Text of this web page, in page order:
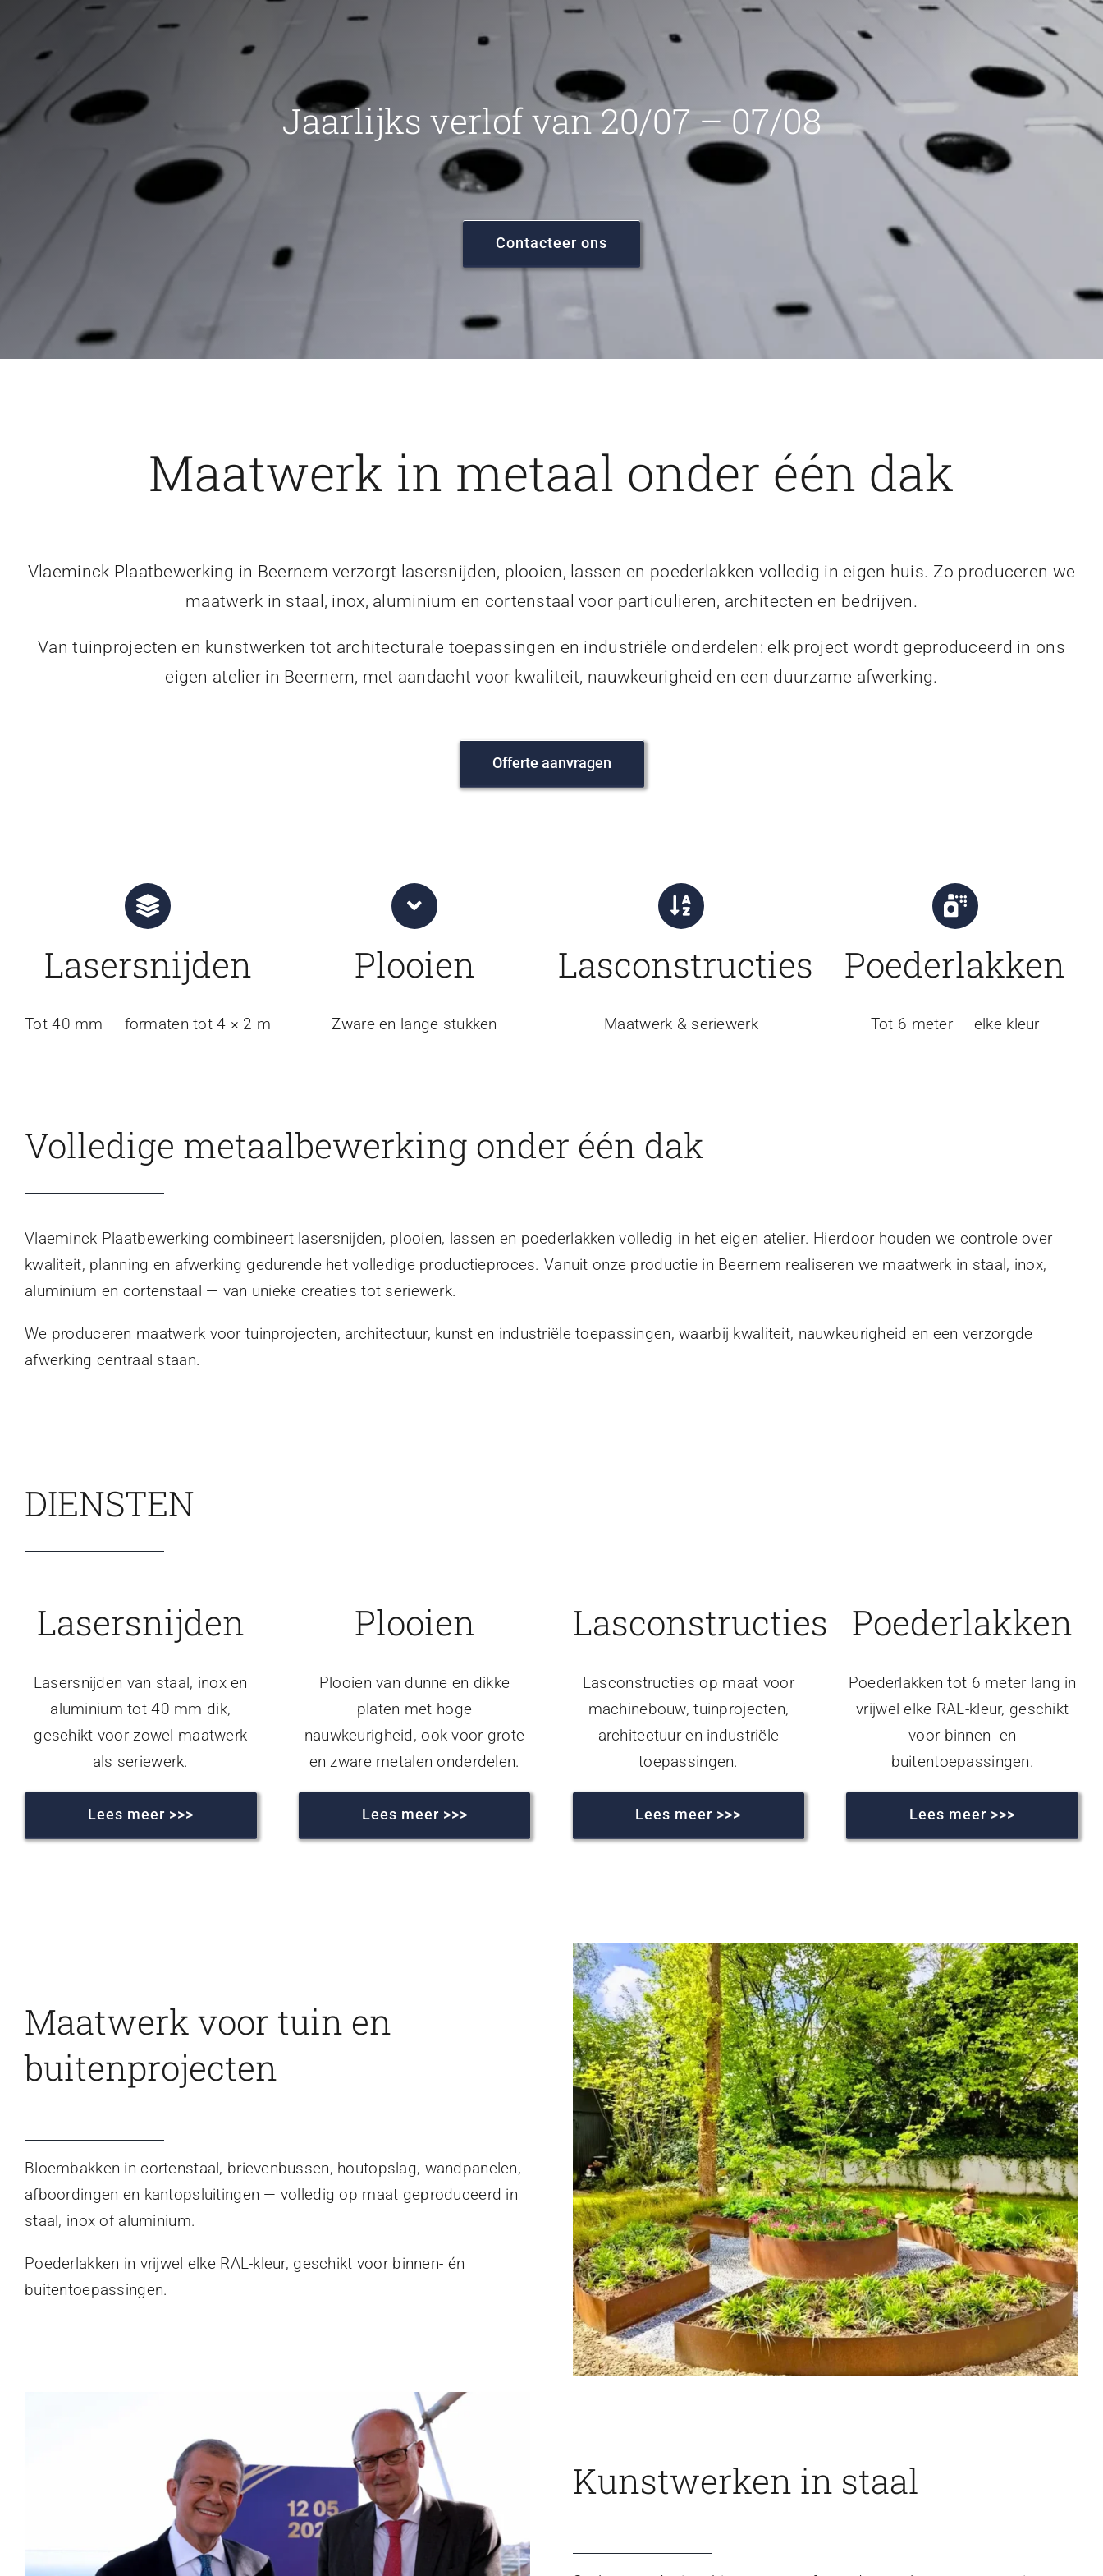
Jaarlijks verlof van 20/07 – 07/08
Contacteer ons
Maatwerk in metaal onder één dak
Vlaeminck Plaatbewerking in Beernem verzorgt lasersnijden, plooien, lassen en poederlakken volledig in eigen huis. Zo produceren we
maatwerk in staal, inox, aluminium en cortenstaal voor particulieren, architecten en bedrijven.
Van tuinprojecten en kunstwerken tot architecturale toepassingen en industriële onderdelen: elk project wordt geproduceerd in ons
eigen atelier in Beernem, met aandacht voor kwaliteit, nauwkeurigheid en een duurzame afwerking.
Offerte aanvragen
Lasersnijden
Tot 40 mm — formaten tot 4 × 2 m
Plooien
Zware en lange stukken
Lasconstructies
Maatwerk & seriewerk
Poederlakken
Tot 6 meter — elke kleur
Volledige metaalbewerking onder één dak
Vlaeminck Plaatbewerking combineert lasersnijden, plooien, lassen en poederlakken volledig in het eigen atelier. Hierdoor houden we controle over
kwaliteit, planning en afwerking gedurende het volledige productieproces. Vanuit onze productie in Beernem realiseren we maatwerk in staal, inox,
aluminium en cortenstaal — van unieke creaties tot seriewerk.
We produceren maatwerk voor tuinprojecten, architectuur, kunst en industriële toepassingen, waarbij kwaliteit, nauwkeurigheid en een verzorgde
afwerking centraal staan.
DIENSTEN
Lasersnijden
Lasersnijden van staal, inox en
aluminium tot 40 mm dik,
geschikt voor zowel maatwerk
als seriewerk.
Lees meer >>>
Plooien
Plooien van dunne en dikke
platen met hoge
nauwkeurigheid, ook voor grote
en zware metalen onderdelen.
Lees meer >>>
Lasconstructies
Lasconstructies op maat voor
machinebouw, tuinprojecten,
architectuur en industriële
toepassingen.
Lees meer >>>
Poederlakken
Poederlakken tot 6 meter lang in
vrijwel elke RAL-kleur, geschikt
voor binnen- en
buitentoepassingen.
Lees meer >>>
Maatwerk voor tuin en
buitenprojecten
Bloembakken in cortenstaal, brievenbussen, houtopslag, wandpanelen,
afboordingen en kantopsluitingen — volledig op maat geproduceerd in
staal, inox of aluminium.
Poederlakken in vrijwel elke RAL-kleur, geschikt voor binnen- én
buitentoepassingen.
Kunstwerken in staal